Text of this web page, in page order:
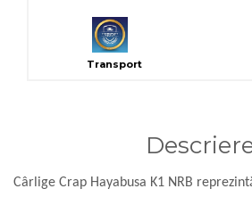
Transport
Cârlige Crap Hayabusa K1 NRB